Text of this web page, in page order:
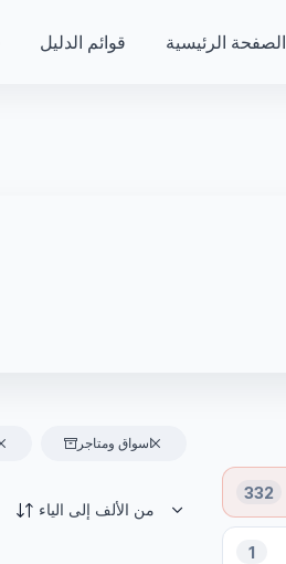
الصفحة الرئيسية قوائم الدليل
332
1
اسواق ومتاجر
من الألف إلى الياء